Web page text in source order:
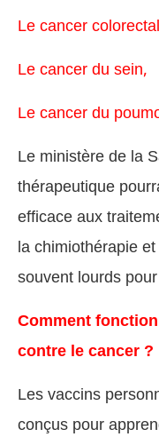
Le cancer
Le cancer du sein,
Le cancer du
Le ministère de la
thérapeutique
efficace aux
la chimiothérapie
souvent lourds
Comment
contre le cancer ?
Les vaccins
conçus pour